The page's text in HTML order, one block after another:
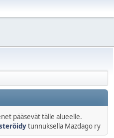
pääsevät tälle alueelle.
tunnuksella Mazdago ry